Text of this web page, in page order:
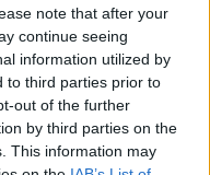
note that after your
continue seeing
information utilized by
to third parties prior to
out of the further
by third parties on the
This information may
Jászvásári Poli